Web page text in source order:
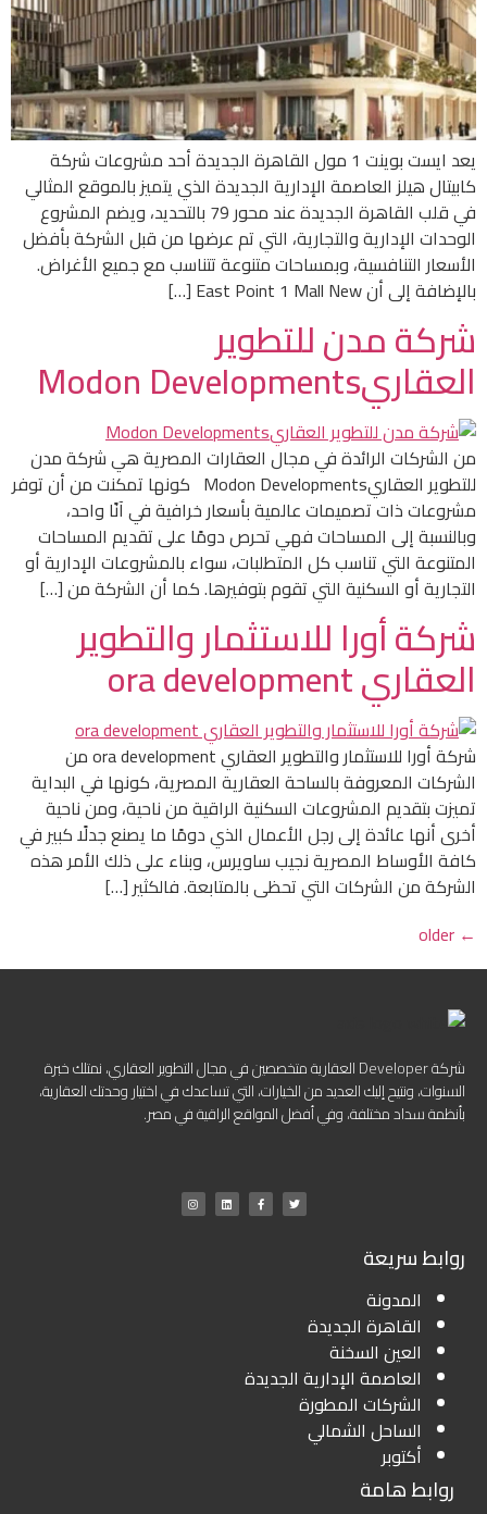
يعد ايست بوينت 1 مول القاهرة الجديدة أحد مشروعات شركة
كابيتال هيلز العاصمة الإدارية الجديدة الذي يتميز بالموقع المثالي
في قلب القاهرة الجديدة عند محور 79 بالتحديد، ويضم المشروع
الوحدات الإدارية والتجارية، التي تم عرضها من قبل الشركة بأفضل
الأسعار التنافسية، وبمساحات متنوعة تتناسب مع جميع الأغراض.
بالإضافة إلى أن East Point 1 Mall New […]
شركة مدن للتطوير
العقاريModon Developments
من الشركات الرائدة في مجال العقارات المصرية هي شركة مدن
للتطوير العقاريModon Developments كونها تمكنت من أن توفر
مشروعات ذات تصميمات عالمية بأسعار خرافية في آنًا واحد،
وبالنسبة إلى المساحات فهي تحرص دومًا على تقديم المساحات
المتنوعة التي تناسب كل المتطلبات، سواء بالمشروعات الإدارية أو
التجارية أو السكنية التي تقوم بتوفيرها. كما أن الشركة من […]
شركة أورا للاستثمار والتطوير
العقاري ora development
شركة أورا للاستثمار والتطوير العقاري ora development من
الشركات المعروفة بالساحة العقارية المصرية، كونها في البداية
تميزت بتقديم المشروعات السكنية الراقية من ناحية، ومن ناحية
أخرى أنها عائدة إلى رجل الأعمال الذي دومًا ما يصنع جدلًا كبير في
كافة الأوساط المصرية نجيب ساويرس، وبناء على ذلك الأمر هذه
الشركة من الشركات التي تحظى بالمتابعة. فالكثير […]
←
شركة Developer العقارية متخصصين في مجال التطوير العقاري، نمتلك خبرة
السنوات، ونتيح إليك العديد من الخيارات، التي تساعدك في اختيار وحدتك العقارية،
بأنظمة سداد مختلفة، وفي أفضل المواقع الراقية في مصر.
روابط سريعة
المدونة
القاهرة الجديدة
العين السخنة
العاصمة الإدارية الجديدة
الشركات المطورة
الساحل الشمالي
أكتوبر
روابط هامة